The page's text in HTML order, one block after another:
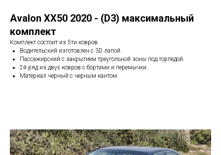
Avalon XX50 2020 - (D3) максимальный
комплект
Комплект состоит из 5ти ковров.
Водительский изготовлен с 3D лапой.
Пассажирский с закрытием треугольной зоны под торпедой.
2й ряд из двух ковров с бортами и перемычки.
Материал черный с черным кантом.